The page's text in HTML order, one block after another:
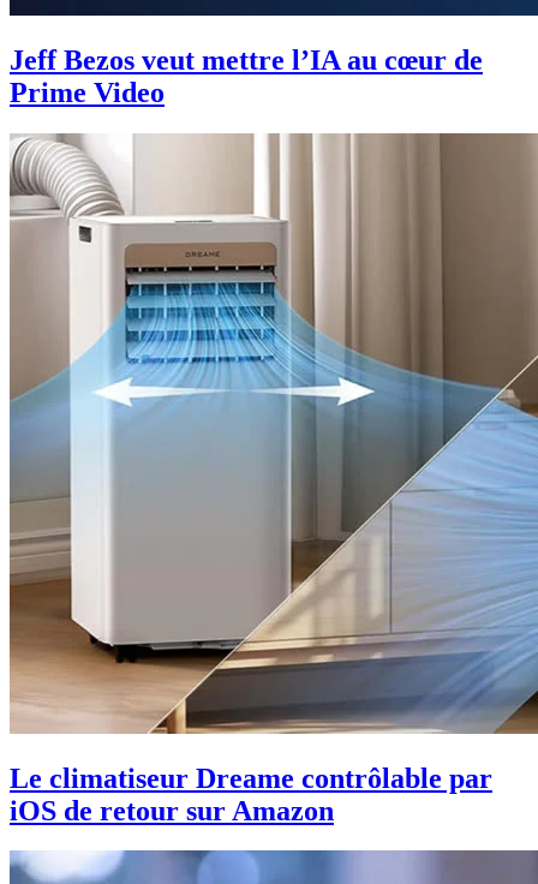
Jeff Bezos veut mettre l’IA au cœur de
Prime Video
Le climatiseur Dreame contrôlable par
iOS de retour sur Amazon